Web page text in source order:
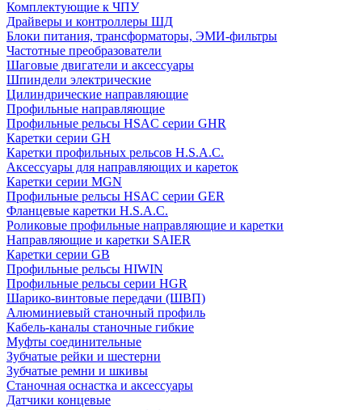
Комплектующие к ЧПУ
Драйверы и контроллеры ШД
Блоки питания, трансформаторы, ЭМИ-фильтры
Частотные преобразователи
Шаговые двигатели и аксессуары
Шпиндели электрические
Цилиндрические направляющие
Профильные направляющие
Профильные рельсы HSAC серии GHR
Каретки серии GH
Каретки профильных рельсов H.S.A.C.
Аксессуары для направляющих и кареток
Каретки серии MGN
Профильные рельсы HSAC серии GER
Фланцевые каретки H.S.A.C.
Роликовые профильные направляющие и каретки
Направляющие и каретки SAIER
Каретки серии GB
Профильные рельсы HIWIN
Профильные рельсы серии HGR
Шарико-винтовые передачи (ШВП)
Алюминиевый станочный профиль
Кабель-каналы станочные гибкие
Муфты соединительные
Зубчатые рейки и шестерни
Зубчатые ремни и шкивы
Станочная оснастка и аксессуары
Датчики концевые